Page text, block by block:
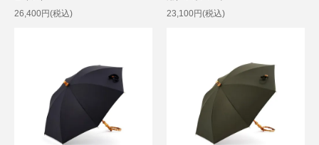
26,400円(税込)
23,100円(税込)